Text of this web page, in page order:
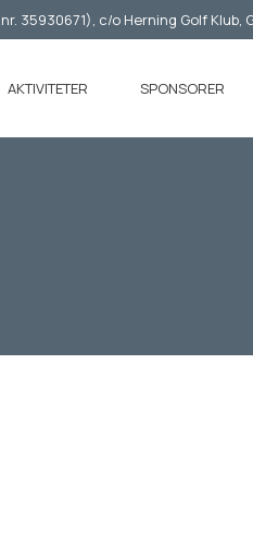
35930671), c/o Herning Golf Klub,
AKTIVITETER SPONSORER